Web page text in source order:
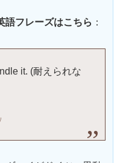
語フレーズはこちら ：
it. (耐えられな